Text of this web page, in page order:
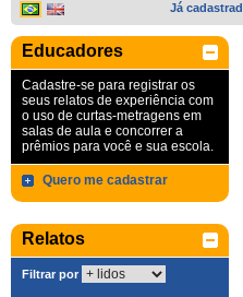
Já
Educadores
Cadastre-se para registrar os
seus relatos de experiência com
o uso de curtas-metragens em
salas de aula e concorrer a
prêmios para você e sua escola.
Quero me cadastrar
Relatos
Filtrar por